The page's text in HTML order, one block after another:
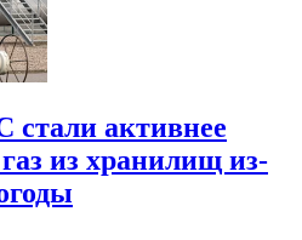
стали активнее
из хранилищ из-